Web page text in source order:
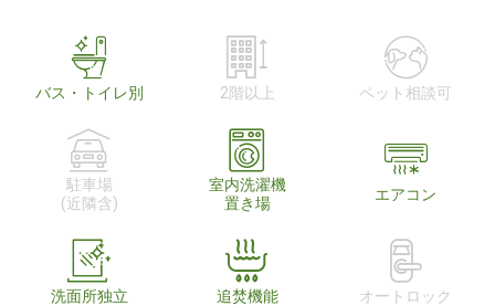
バス・トイレ別 2階以上 ペット相談可
駐車場
(近隣含)
室内洗濯機
置き場
エアコン
洗面所独立 追焚機能 オートロック